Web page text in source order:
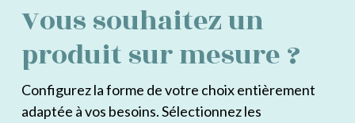
Vous souhaitez un
produit sur mesure ?
Configurez la forme de votre choix entièrement
adaptée à vos besoins. Sélectionnez les